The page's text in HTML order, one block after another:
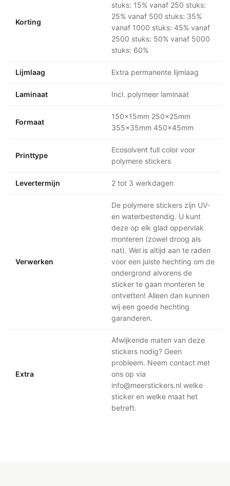
Korting
stuks: 15% vanaf 250 stuks:
25% vanaf 500 stuks: 35%
vanaf 1000 stuks: 45% vanaf
2500 stuks: 50% vanaf 5000
stuks: 60%
Lijmlaag Extra permanente lijmlaag
Laminaat Incl. polymeer laminaat
Formaat
150x15mm 250x25mm
355x35mm 450x45mm
Printtype
Ecosolvent full color voor
polymere stickers
Levertermijn 2 tot 3 werkdagen
Verwerken
De polymere stickers zijn UV-
en waterbestendig. U kunt
deze op elk glad oppervlak
monteren (zowel droog als
nat). Wel is altijd aan te raden
voor een juiste hechting om de
ondergrond alvorens de
sticker te gaan monteren te
ontvetten! Alleen dan kunnen
wij een goede hechting
garanderen.
Extra
Afwijkende maten van deze
stickers nodig? Geen
probleem. Neem contact met
ons op via
info@meerstickers.nl welke
sticker en welke maat het
betreft.